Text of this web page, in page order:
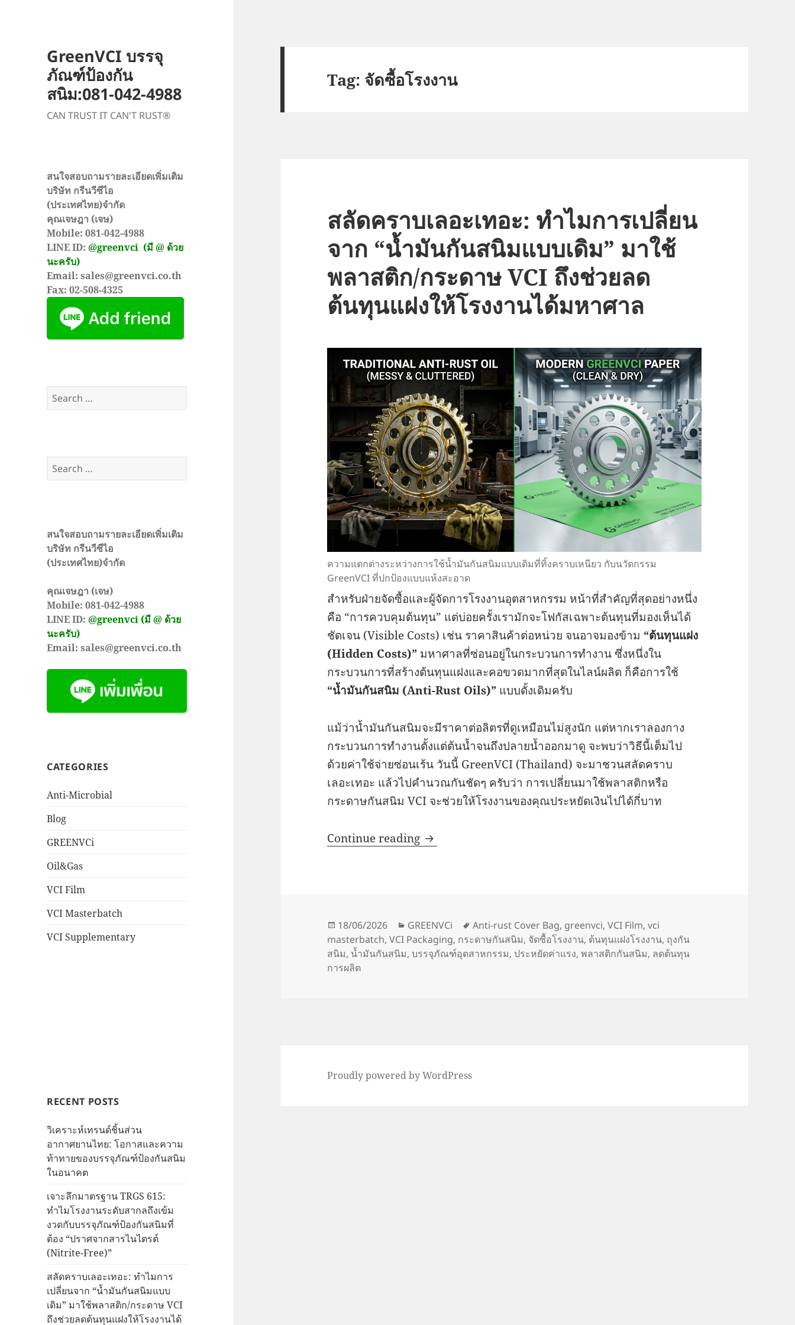
GreenVCI บรรจุ
ภัณฑ์ป้องกัน
สนิม:081-042-4988
CAN TRUST IT CAN'T RUST®
สนใจสอบถามรายละเอียดเพิ่มเติม
บริษัท กรีนวีซีไอ
(ประเทศไทย)จำกัด
คุณเจษฎา (เจษ)
Mobile: 081-042-4988
LINE ID:@greenvci (มี @ ด้วย
นะครับ)
Email: sales@greenvci.co.th
Fax: 02-508-4325
Search
for:
Search
for:
สนใจสอบถามรายละเอียดเพิ่มเติม
บริษัท กรีนวีซีไอ
(ประเทศไทย)จำกัด
คุณเจษฎา (เจษ)
Mobile: 081-042-4988
LINE ID:@greenvci (มี @ ด้วย
นะครับ)
Email: sales@greenvci.co.th
CATEGORIES
Anti-Microbial
Blog
GREENVCi
Oil&Gas
VCI Film
VCI Masterbatch
VCI Supplementary
RECENT POSTS
วิเคราะห์เทรนด์ชิ้นส่วน
อากาศยานไทย: โอกาสและความ
ท้าทายของบรรจุภัณฑ์ป้องกันสนิม
ในอนาคต
เจาะลึกมาตรฐาน TRGS 615:
ทำไมโรงงานระดับสากลถึงเข้ม
งวดกับบรรจุภัณฑ์ป้องกันสนิมที่
ต้อง “ปราศจากสารไนไตรต์
(Nitrite-Free)”
สลัดคราบเลอะเทอะ: ทำไมการ
เปลี่ยนจาก “น้ำมันกันสนิมแบบ
เดิม” มาใช้พลาสติก/กระดาษ VCI
ถึงช่วยลดต้นทุนแฝงให้โรงงานได้
Tag: จัดซื้อโรงงาน
สลัดคราบเลอะเทอะ: ทำไมการเปลี่ยน
จาก “น้ำมันกันสนิมแบบเดิม” มาใช้
พลาสติก/กระดาษ VCI ถึงช่วยลด
ต้นทุนแฝงให้โรงงานได้มหาศาล
ความแตกต่างระหว่างการใช้น้ำมันกันสนิมแบบเดิมที่ทิ้งคราบเหนียว กับนวัตกรรม
GreenVCI ที่ปกป้องแบบแห้งสะอาด
สำหรับฝ่ายจัดซื้อและผู้จัดการโรงงานอุตสาหกรรม หน้าที่สำคัญที่สุดอย่างหนึ่ง
คือ “การควบคุมต้นทุน” แต่บ่อยครั้งเรามักจะโฟกัสเฉพาะต้นทุนที่มองเห็นได้
ชัดเจน (Visible Costs) เช่น ราคาสินค้าต่อหน่วย จนอาจมองข้าม “ต้นทุนแฝง
(Hidden Costs)” มหาศาลที่ซ่อนอยู่ในกระบวนการทำงาน ซึ่งหนึ่งใน
กระบวนการที่สร้างต้นทุนแฝงและคอขวดมากที่สุดในไลน์ผลิต ก็คือการใช้
“น้ำมันกันสนิม (Anti-Rust Oils)” แบบดั้งเดิมครับ
แม้ว่าน้ำมันกันสนิมจะมีราคาต่อลิตรที่ดูเหมือนไม่สูงนัก แต่หากเราลองกาง
กระบวนการทำงานตั้งแต่ต้นน้ำจนถึงปลายน้ำออกมาดู จะพบว่าวิธีนี้เต็มไป
ด้วยค่าใช้จ่ายซ่อนเร้น วันนี้ GreenVCI (Thailand) จะมาชวนสลัดคราบ
เลอะเทอะ แล้วไปคำนวณกันชัดๆ ครับว่า การเปลี่ยนมาใช้พลาสติกหรือ
กระดาษกันสนิม VCI จะช่วยให้โรงงานของคุณประหยัดเงินไปได้กี่บาท
Continue reading สลัดคราบเลอะเทอะ: ทำไมการเปลี่ยนจาก “น้ำมันกันสนิมแบบเดิม” มาใช้
Posted
on
18/06/2026 Categories
GREENVCi Tags
Anti-rust Cover Bag, greenvci,VCI Film,vci
masterbatch,VCI Packaging, กระดาษกันสนิม, จัดซื้อโรงงาน, ต้นทุนแฝงโรงงาน, ถุงกัน
สนิม, น้ำมันกันสนิม,บรรจุภัณฑ์อุตสาหกรรม, ประหยัดค่าแรง,พลาสติกกันสนิม, ลดต้นทุน
การผลิต
Proudly powered by WordPress